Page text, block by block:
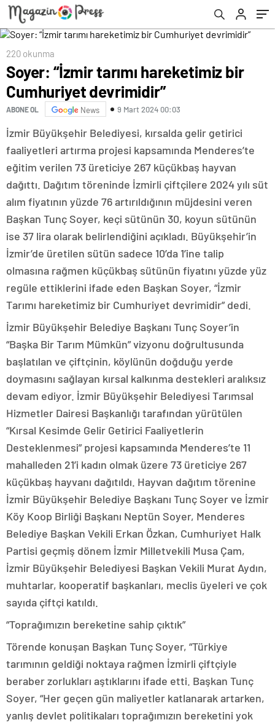
220 okunma
Soyer: “İzmir tarımı hareketimiz bir
Cumhuriyet devrimidir”
ABONE OL News 9 Mart 2024 00:03
İzmir Büyükşehir Belediyesi, kırsalda gelir getirici
faaliyetleri artırma projesi kapsamında Menderes’te
eğitim verilen 73 üreticiye 267 küçükbaş hayvan
dağıttı. Dağıtım töreninde İzmirli çiftçilere 2024 yılı süt
alım fiyatının yüzde 76 artırıldığının müjdesini veren
Başkan Tunç Soyer, keçi sütünün 30, koyun sütünün
ise 37 lira olarak belirlendiğini açıkladı. Büyükşehir’in
İzmir’de üretilen sütün sadece 10’da 1’ine talip
olmasına rağmen küçükbaş sütünün fiyatını yüzde yüz
regüle ettiklerini ifade eden Başkan Soyer, “İzmir
Tarımı hareketimiz bir Cumhuriyet devrimidir” dedi.
İzmir Büyükşehir Belediye Başkanı Tunç Soyer’in
“Başka Bir Tarım Mümkün” vizyonu doğrultusunda
başlatılan ve çiftçinin, köylünün doğduğu yerde
doymasını sağlayan kırsal kalkınma destekleri aralıksız
devam ediyor. İzmir Büyükşehir Belediyesi Tarımsal
Hizmetler Dairesi Başkanlığı tarafından yürütülen
“Kırsal Kesimde Gelir Getirici Faaliyetlerin
Desteklenmesi” projesi kapsamında Menderes’te 11
mahalleden 21’i kadın olmak üzere 73 üreticiye 267
küçükbaş hayvanı dağıtıldı. Hayvan dağıtım törenine
İzmir Büyükşehir Belediye Başkanı Tunç Soyer ve İzmir
Köy Koop Birliği Başkanı Neptün Soyer, Menderes
Belediye Başkan Vekili Erkan Özkan, Cumhuriyet Halk
Partisi geçmiş dönem İzmir Milletvekili Musa Çam,
İzmir Büyükşehir Belediyesi Başkan Vekili Murat Aydın,
muhtarlar, kooperatif başkanları, meclis üyeleri ve çok
sayıda çiftçi katıldı.
“Toprağımızın bereketine sahip çıktık”
Törende konuşan Başkan Tunç Soyer, “Türkiye
tarımının geldiği noktaya rağmen İzmirli çiftçiyle
beraber zorlukları aştıklarını ifade etti. Başkan Tunç
Soyer, “Her geçen gün maliyetler katlanarak artarken,
yanlış devlet politikaları toprağımızın bereketini yok